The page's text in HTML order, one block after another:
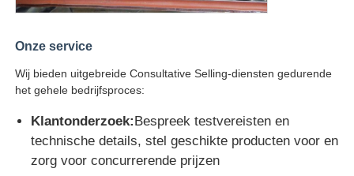
Onze service
Wij bieden uitgebreide Consultative Selling-diensten gedurende
het gehele bedrijfsproces:
Klantonderzoek:Bespreek testvereisten en
technische details, stel geschikte producten voor en
zorg voor concurrerende prijzen